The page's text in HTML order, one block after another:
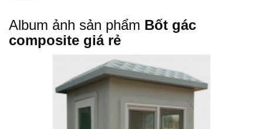
Album ảnh sản phẩm Bốt gác
composite giá rẻ